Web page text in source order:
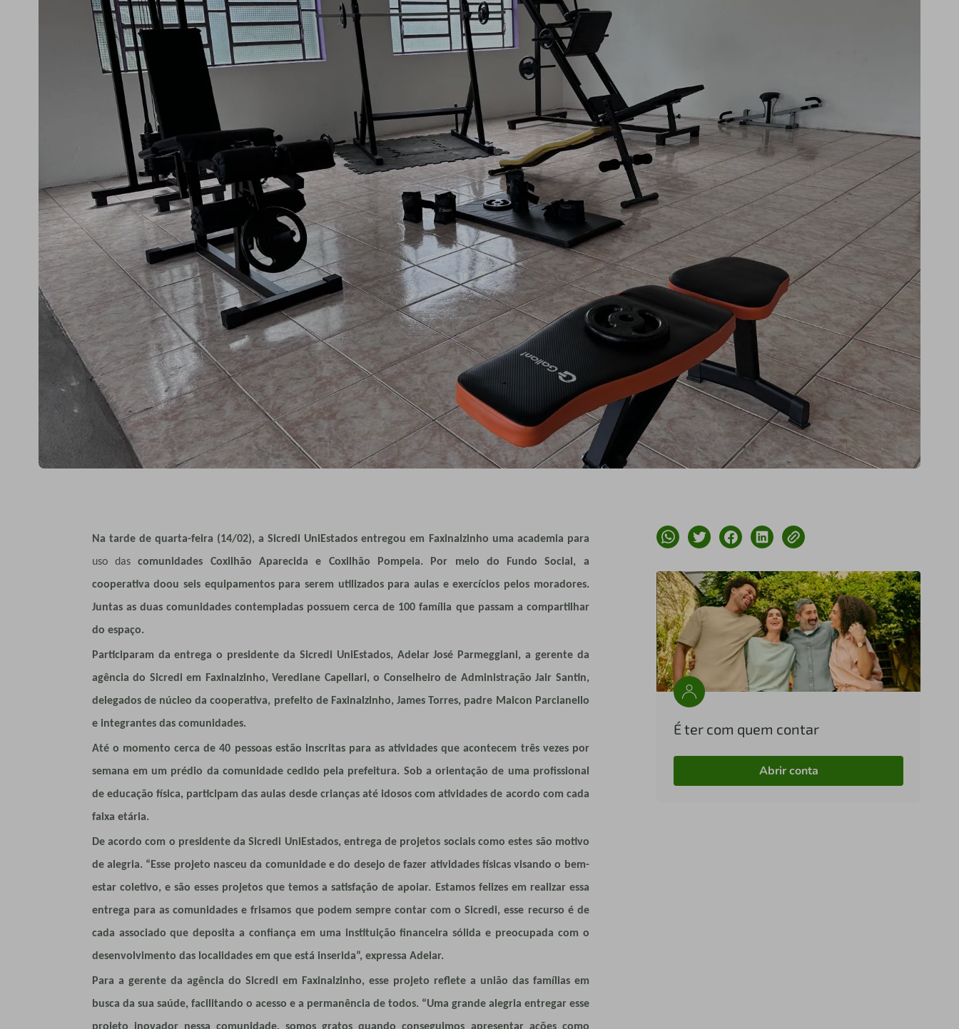
Na tarde de quarta-feira (14/02), a Sicredi UniEstados entregou em Faxinalzinho uma academia para
uso das comunidades Coxilhão Aparecida e Coxilhão Pompeia. Por meio do Fundo Social, a
cooperativa doou seis equipamentos para serem utilizados para aulas e exercícios pelos moradores.
Juntas as duas comunidades contempladas possuem cerca de 100 família que passam a compartilhar
do espaço.
Participaram da entrega o presidente da Sicredi UniEstados, Adelar José Parmeggiani, a gerente da
agência do Sicredi em Faxinalzinho, Verediane Capellari, o Conselheiro de Administração Jair Santin,
delegados de núcleo da cooperativa, prefeito de Faxinalzinho, James Torres, padre Maicon Parcianello
e integrantes das comunidades.
Até o momento cerca de 40 pessoas estão inscritas para as atividades que acontecem três vezes por
semana em um prédio da comunidade cedido pela prefeitura. Sob a orientação de uma profissional
de educação física, participam das aulas desde crianças até idosos com atividades de acordo com cada
faixa etária.
De acordo com o presidente da Sicredi UniEstados, entrega de projetos sociais como estes são motivo
de alegria. “Esse projeto nasceu da comunidade e do desejo de fazer atividades físicas visando o bem-
estar coletivo, e são esses projetos que temos a satisfação de apoiar. Estamos felizes em realizar essa
entrega para as comunidades e frisamos que podem sempre contar com o Sicredi, esse recurso é de
cada associado que deposita a confiança em uma instituição financeira sólida e preocupada com o
desenvolvimento das localidades em que está inserida”, expressa Adelar.
Para a gerente da agência do Sicredi em Faxinalzinho, esse projeto reflete a união das famílias em
busca da sua saúde, facilitando o acesso e a permanência de todos. “Uma grande alegria entregar esse
projeto inovador nessa comunidade, somos gratos quando conseguimos apresentar ações como
É ter com quem contar
Abrir conta